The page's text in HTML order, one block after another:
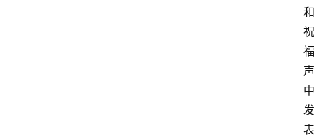
和
祝
福
声
中
发
表